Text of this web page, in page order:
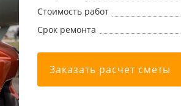
Стоимость работ
Срок ремонта
Заказать расчет сметы